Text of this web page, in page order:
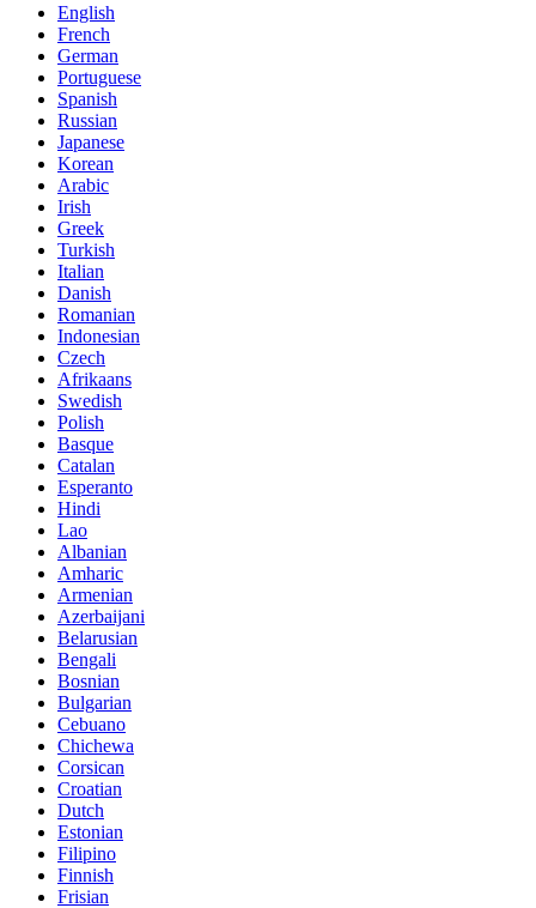
English
French
German
Portuguese
Spanish
Russian
Japanese
Korean
Arabic
Irish
Greek
Turkish
Italian
Danish
Romanian
Indonesian
Czech
Afrikaans
Swedish
Polish
Basque
Catalan
Esperanto
Hindi
Lao
Albanian
Amharic
Armenian
Azerbaijani
Belarusian
Bengali
Bosnian
Bulgarian
Cebuano
Chichewa
Corsican
Croatian
Dutch
Estonian
Filipino
Finnish
Frisian